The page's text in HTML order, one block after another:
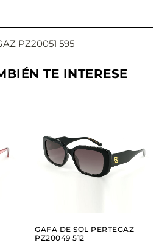
PZ20051 595
TE INTERESE
VER AÑADIR
GAFA DE SOL PERTEGAZ
PZ20049 512